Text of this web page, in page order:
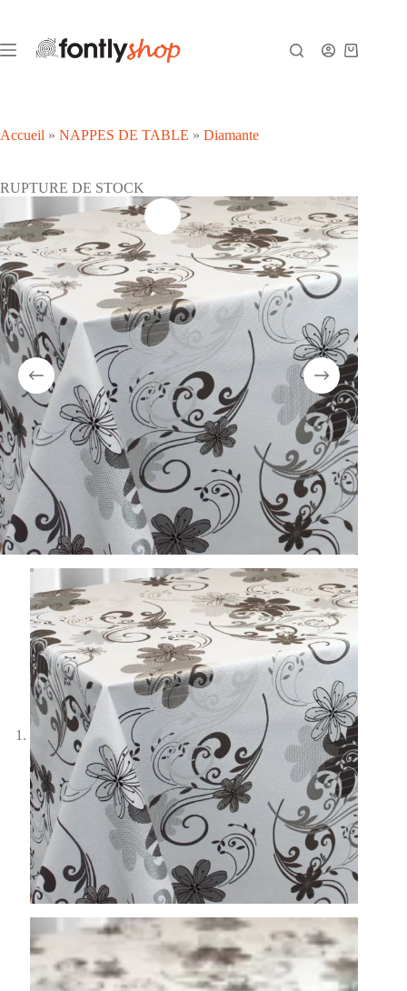
contenu
Panier
Accueil » NAPPES DE TABLE » Diamante
RUPTURE DE STOCK